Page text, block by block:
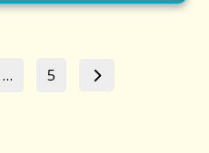
Pagination
… Page
5